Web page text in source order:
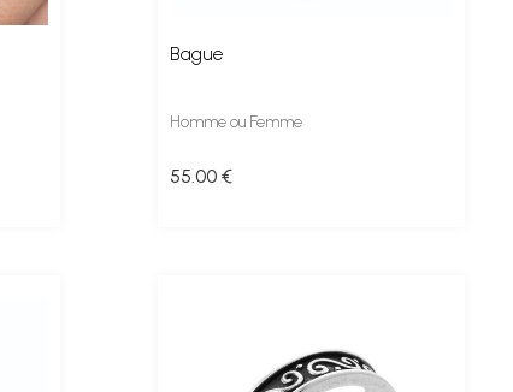
Bague
Homme ou Femme
55.00 €